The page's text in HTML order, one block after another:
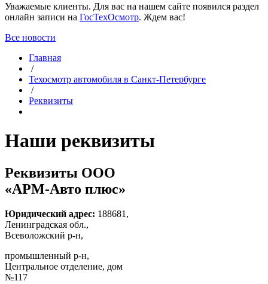
Уважаемые клиенты. Для вас на нашем сайте появился раздел
онлайн записи на ГосТехОсмотр. Ждем вас!
Все новости
Главная
/
Техосмотр автомобиля в Санкт-Петербурге
/
Реквизиты
Наши реквизиты
Реквизиты ООО
«АРМ-Авто плюс»
Юридический адрес: 188681,
Ленинградская обл.,
Всеволожский р-н,
промышленный р-н,
Центральное отделение, дом
№117